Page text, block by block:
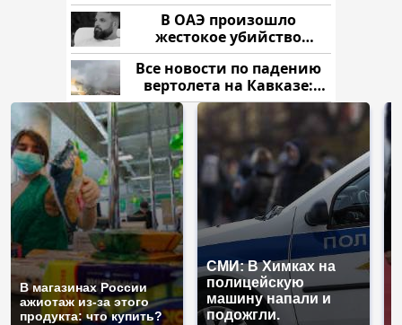
В ОАЭ произошло
жестокое убийство
криптомиллионера
Все новости по падению
вертолета на Кавказе:
читать здесь
В магазинах России
ажиотаж из-за этого
продукта: что купить?
СМИ: В Химках на
полицейскую
машину напали и
подожгли.